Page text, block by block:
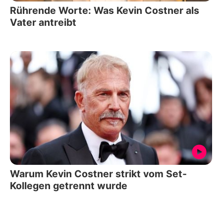
Rührende Worte: Was Kevin Costner als
Vater antreibt
Warum Kevin Costner strikt vom Set-
Kollegen getrennt wurde